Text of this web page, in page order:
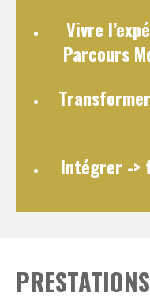
Vivre
Parcours
Transformer
Intégrer ->
PRESTATIONS